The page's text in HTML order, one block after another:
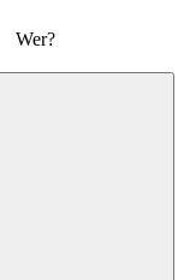
Wer?